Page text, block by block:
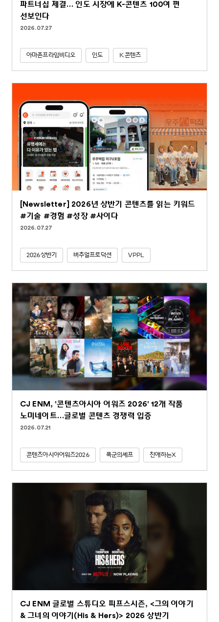
파트너십 체결… 인도 시장에 K-콘텐츠 100여 편
선보인다
2026.07.27
아마존프라임비디오 인도 K콘텐츠
[Newsletter] 2026년 상반기 콘텐츠를 읽는 키워드
#기술 #경험 #성장 #사이다
2026.07.27
2026상반기 버추얼프로덕션 VPPL
CJ ENM, '콘텐츠아시아 어워즈 2026' 12개 작품
노미네이트…글로벌 콘텐츠 경쟁력 입증
2026.07.21
콘텐츠아시아어워즈2026 폭군의셰프 친애하는X
CJ ENM 글로벌 스튜디오 피프스시즌, <그의 이야기
& 그녀의 이야기(His & Hers)> 2026 상반기